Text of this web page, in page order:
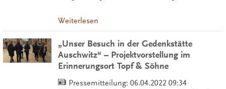
Weiterlesen
„Unser Besuch in der Gedenkstätte
Auschwitz“ – Projektvorstellung im
Erinnerungsort Topf & Söhne
Pressemitteilung: 06.04.2022 09:34